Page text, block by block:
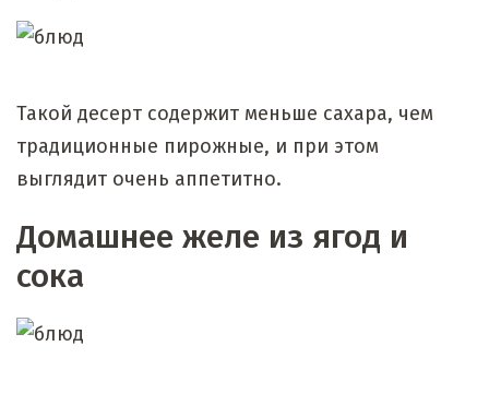
Такой десерт содержит меньше сахара, чем
традиционные пирожные, и при этом
выглядит очень аппетитно.
Домашнее желе из ягод и
сока